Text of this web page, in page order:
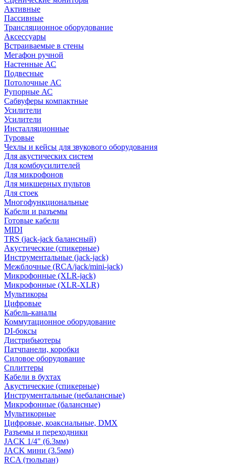
Активные
Пассивные
Трансляционное оборудование
Аксессуары
Встраиваемые в стены
Мегафон ручной
Настенные АС
Подвесные
Потолочные АС
Рупорные АС
Сабвуферы компактные
Усилители
Усилители
Инсталляционные
Туровые
Чехлы и кейсы для звукового оборудования
Для акустических систем
Для комбоусилителей
Для микрофонов
Для микшерных пультов
Для стоек
Многофункциональные
Кабели и разъемы
Готовые кабели
MIDI
TRS (jack-jack балансный)
Акустические (спикерные)
Инструментальные (jack-jack)
Межблочные (RCA/jack/mini-jack)
Микрофонные (XLR-jack)
Микрофонные (XLR-XLR)
Мультикоры
Цифровые
Кабель-каналы
Коммутационное оборудование
DI-боксы
Дистрибьютеры
Патчпанели, коробки
Силовое оборудование
Сплиттеры
Кабели в бухтах
Акустические (спикерные)
Инструментальные (небалансные)
Микрофонные (балансные)
Мультикорные
Цифровые, коаксиальные, DMX
Разъемы и переходники
JACK 1/4" (6.3мм)
JACK мини (3.5мм)
RCA (тюльпан)